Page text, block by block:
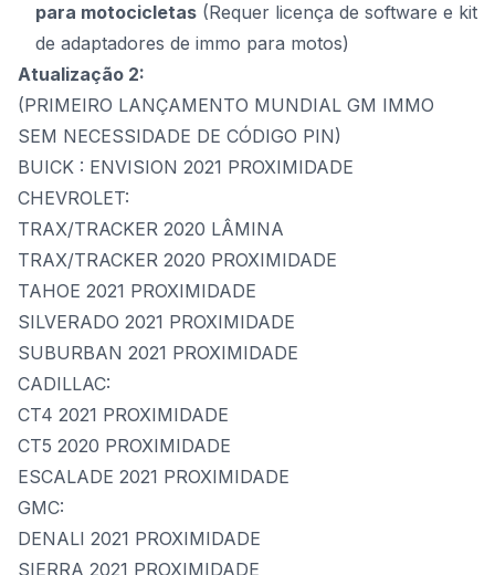
para motocicletas (Requer licença de software e kit
de adaptadores de immo para motos)
Atualização 2:
(PRIMEIRO LANÇAMENTO MUNDIAL GM IMMO
SEM NECESSIDADE DE CÓDIGO PIN)
BUICK : ENVISION 2021 PROXIMIDADE
CHEVROLET:
TRAX/TRACKER 2020 LÂMINA
TRAX/TRACKER 2020 PROXIMIDADE
TAHOE 2021 PROXIMIDADE
SILVERADO 2021 PROXIMIDADE
SUBURBAN 2021 PROXIMIDADE
CADILLAC:
CT4 2021 PROXIMIDADE
CT5 2020 PROXIMIDADE
ESCALADE 2021 PROXIMIDADE
GMC:
DENALI 2021 PROXIMIDADE
SIERRA 2021 PROXIMIDADE